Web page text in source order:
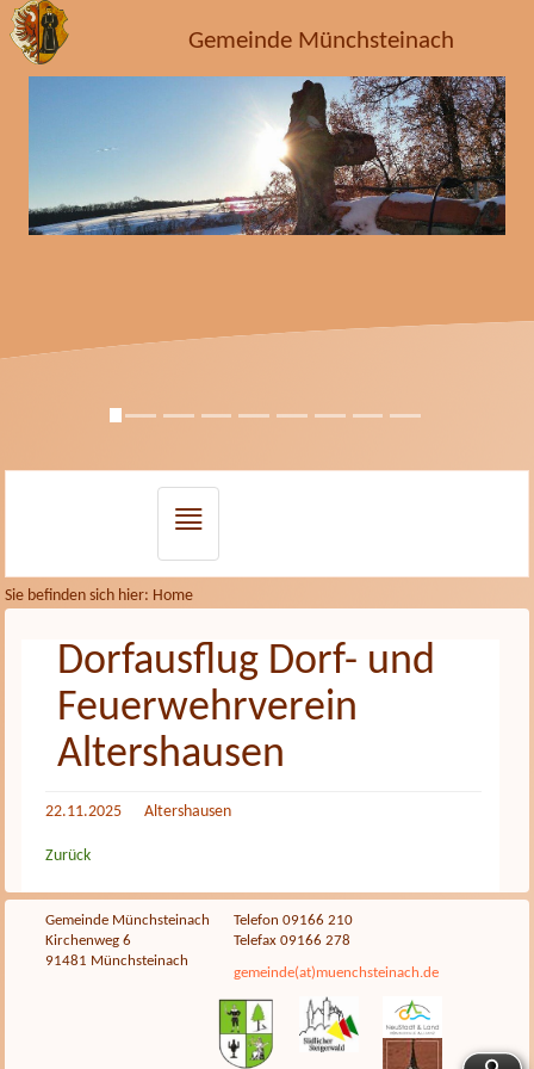
Gemeinde Münchsteinach
Sie befinden sich hier: Home
Dorfausflug Dorf- und
Feuerwehrverein
Altershausen
22.11.2025 Altershausen
Zurück
Gemeinde Münchsteinach
Kirchenweg 6
91481 Münchsteinach
Telefon 09166 210
Telefax 09166 278
gemeinde(at)muenchsteinach.de